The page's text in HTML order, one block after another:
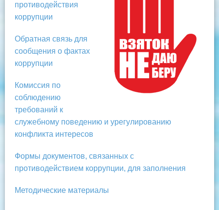
противодействия
коррупции
Обратная связь для
сообщения о фактах
коррупции
Комиссия по
соблюдению
требований к
служебному поведению и урегулированию
конфликта интересов
Формы документов, связанных с
противодействием коррупции, для заполнения
Методические материалы